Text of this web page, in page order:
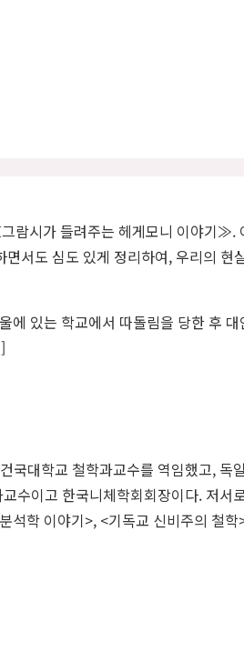
시가 들려주는 헤게모니 이야기≫.
서도 심도 있게 정리하여, 우리의
있는 학교에서 따돌림을 당한 후
대학교 철학과교수를 역임했고, 독
수이고 한국니체학회회장이다. 저
학 이야기>, <기독교 신비주의 철